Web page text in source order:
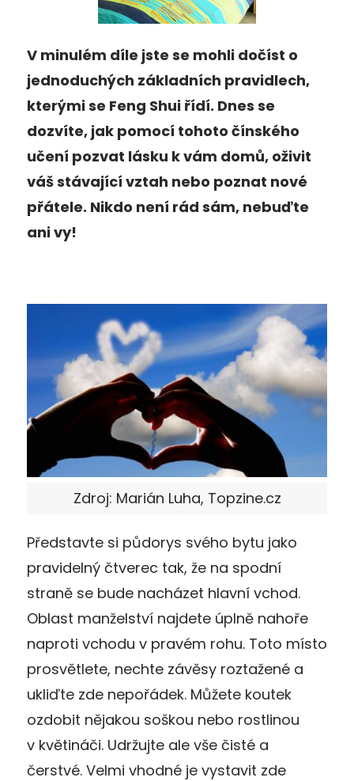
V minulém díle jste se mohli dočíst o
jednoduchých základních pravidlech,
kterými se Feng Shui řídí. Dnes se
dozvíte, jak pomocí tohoto čínského
učení pozvat lásku k vám domů, oživit
váš stávající vztah nebo poznat nové
přátele. Nikdo není rád sám, nebuďte
ani vy!
Zdroj: Marián Luha, Topzine.cz
Představte si půdorys svého bytu jako
pravidelný čtverec tak, že na spodní
straně se bude nacházet hlavní vchod.
Oblast manželství najdete úplně nahoře
naproti vchodu v pravém rohu. Toto místo
prosvětlete, nechte závěsy roztažené a
ukliďte zde nepořádek. Můžete koutek
ozdobit nějakou soškou nebo rostlinou
v květináči. Udržujte ale vše čisté a
čerstvé. Velmi vhodné je vystavit zde